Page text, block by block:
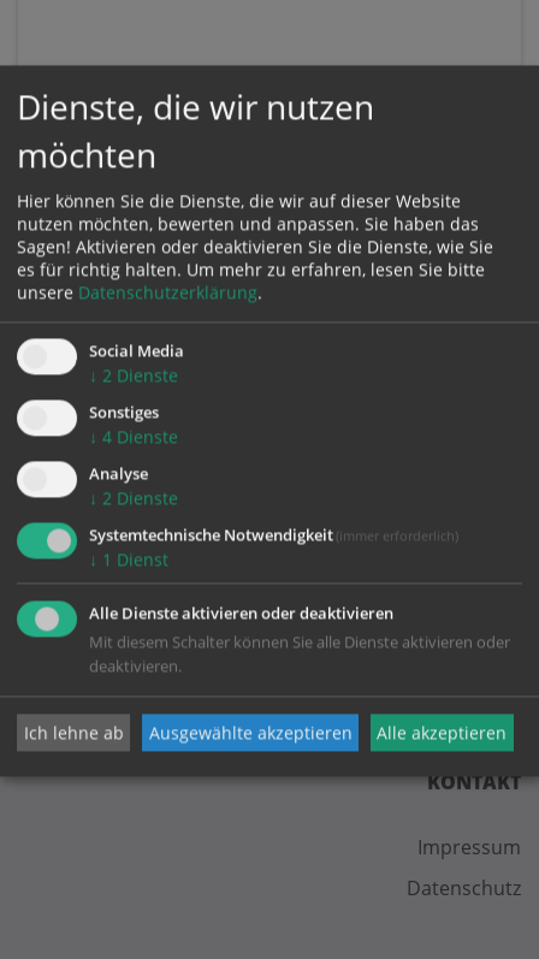
Karte:
Zustimmung erforderlich!
Bitte akzeptieren Sie
zurück
KONTAKT
Impressum
Datenschutz
Dienste, die wir nutzen
möchten
Hier können Sie die Dienste, die wir auf dieser Website
nutzen möchten, bewerten und anpassen. Sie haben das
Sagen! Aktivieren oder deaktivieren Sie die Dienste, wie Sie
es für richtig halten. Um mehr zu erfahren, lesen Sie bitte
unsere Datenschutzerklärung.
Social Media
↓ 2 Dienste
Sonstiges
↓ 4 Dienste
Analyse
↓ 2 Dienste
Systemtechnische Notwendigkeit (immer erforderlich)
↓ 1 Dienst
Alle Dienste aktivieren oder deaktivieren
Mit diesem Schalter können Sie alle Dienste aktivieren oder
deaktivieren.
Ich lehne ab Ausgewählte akzeptieren Alle akzeptieren